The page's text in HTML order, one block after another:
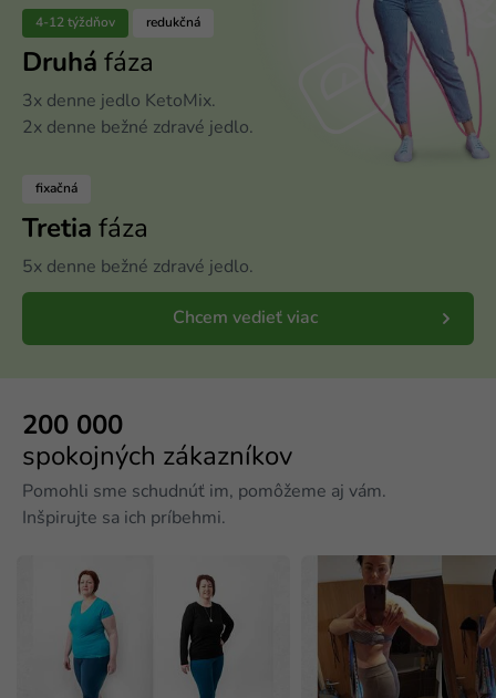
4-12 týždňov redukčná
Druhá fáza
3x denne jedlo KetoMix.
2x denne bežné zdravé jedlo.
fixačná
Tretia fáza
5x denne bežné zdravé jedlo.
Chcem vedieť viac
200 000
spokojných zákazníkov
Pomohli sme schudnúť im, pomôžeme aj vám.
Inšpirujte sa ich príbehmi.